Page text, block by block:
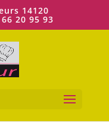
Ouvrir
14120
20 95 93